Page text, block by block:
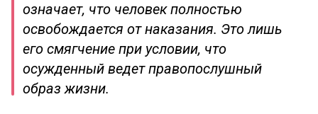
означает, что человек полностью
освобождается от наказания. Это лишь
его смягчение при условии, что
осужденный ведет правопослушный
образ жизни.